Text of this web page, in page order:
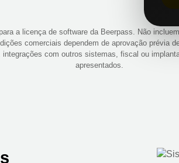
a licença de software da Beerpass. Não
comerciais dependem de aprovação prévia
com outros sistemas, fiscal ou
apresentados.